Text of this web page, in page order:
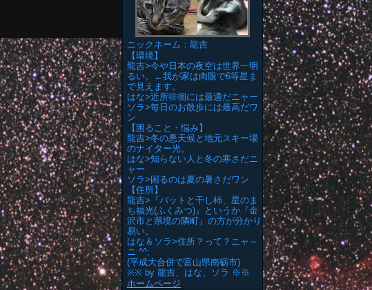
ニックネーム：龍吉
【環境】
龍吉>今や日本の夜空は世界一明
るい。←我が家は肉眼で6等星ま
で見えます。
はな>近所徘徊には最適だニャー
ソラ>毎日のお散歩には最高だワ
ン
【困ること・悩み】
龍吉>冬の悪天候と地元スキー場
のナイター光。
はな>知らない人と冬の寒さだニ
ャー
ソラ>困るのは夏の暑さだワン
【住所】
龍吉>『バットと干し柿、星のま
ち福光(ふくみつ)』というか『金
沢市と県境の隣町』の方が分かり
易い。
はな＆ソラ>住所？って？ニャ～
ニ ^^;
(平成大合併で富山県南砺市)
※※ by 龍吉、はな、ソラ ※※
ホームページ